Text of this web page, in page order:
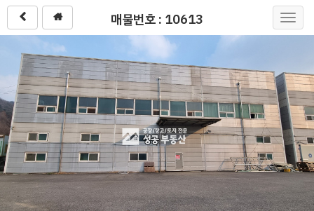
매물번호 : 10613